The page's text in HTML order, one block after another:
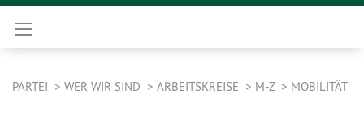
PARTEI WER WIR SIND ARBEITSKREISE M-Z MOBILITÄT